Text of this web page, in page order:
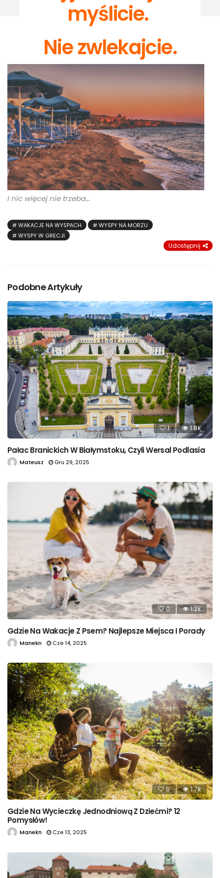
myślicie.
Nie zwlekajcie.
I nic więcej nie trzeba…
WAKACJE NA WYSPACH
WYSPY NA MORZU
WYSPY W GRECJI
Udostępnij
Podobne Artykuły
1 1.8k
Pałac Branickich W Białymstoku, Czyli Wersal Podlasia
Mateusz Gru 29, 2025
0 1.2k
Gdzie Na Wakacje Z Psem? Najlepsze Miejsca I Porady
Manekn Cze 14, 2025
0 1.7k
Gdzie Na Wycieczkę Jednodniową Z Dziećmi? 12
Pomysłów!
Manekn Cze 13, 2025